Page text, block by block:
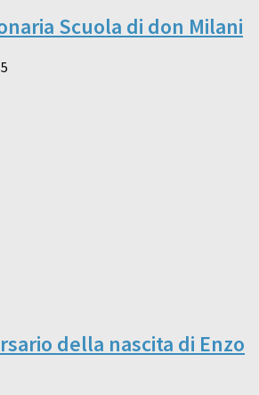
Scuola di don Milani
della nascita di Enzo